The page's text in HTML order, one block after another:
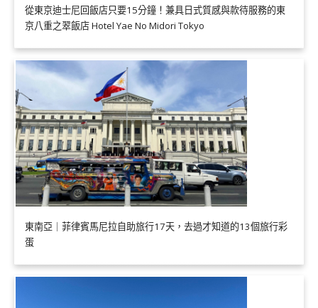
從東京迪士尼回飯店只要15分鐘！兼具日式質感與款待服務的東
京八重之翠飯店 Hotel Yae No Midori Tokyo
東南亞｜菲律賓馬尼拉自助旅行17天，去過才知道的13個旅行彩
蛋